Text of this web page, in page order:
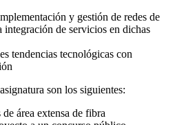
y gestión de redes de
de servicios en dichas
tendencias tecnológicas con
son los siguientes:
área extensa de fibra